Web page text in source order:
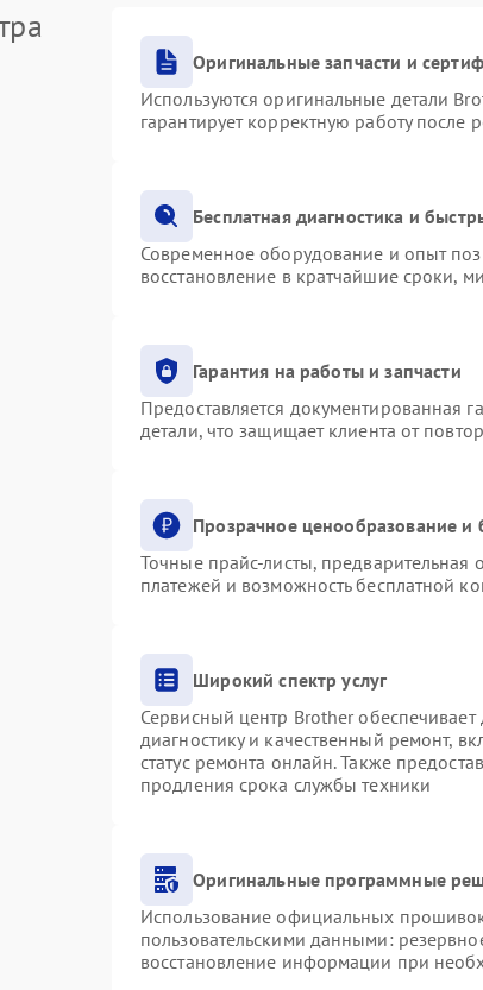
Оригинальные запчасти и
Используются оригинальные детали
гарантирует корректную работу после
Бесплатная диагностика и
Современное оборудование и опыт
восстановление в кратчайшие сроки,
Гарантия на работы и запчасти
Предоставляется документированная
детали, что защищает клиента от
Прозрачное ценообразование и
Точные прайс-листы, предварительная
платежей и возможность бесплатной
Широкий спектр услуг
Сервисный центр Brother
диагностику и качественный ремонт,
статус ремонта онлайн. Также
продления срока службы техники
Оригинальные программные
Использование официальных
пользовательскими данными:
восстановление информации при